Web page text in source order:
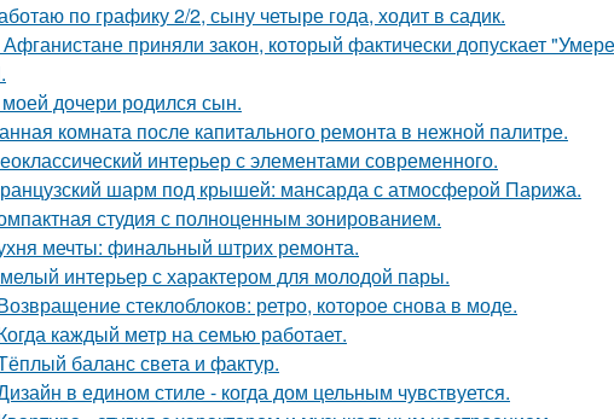
по графику 2/2, сыну четыре года, ходит в садик.
приняли закон, который фактически допускает
дочери родился сын.
комната после капитального ремонта в нежной палитре.
интерьер с элементами современного.
шарм под крышей: мансарда с атмосферой Парижа.
студия с полноценным зонированием.
мечты: финальный штрих ремонта.
интерьер с характером для молодой пары.
стеклоблоков: ретро, которое снова в моде.
каждый метр на семью работает.
баланс света и фактур.
в едином стиле - когда дом цельным чувствуется.